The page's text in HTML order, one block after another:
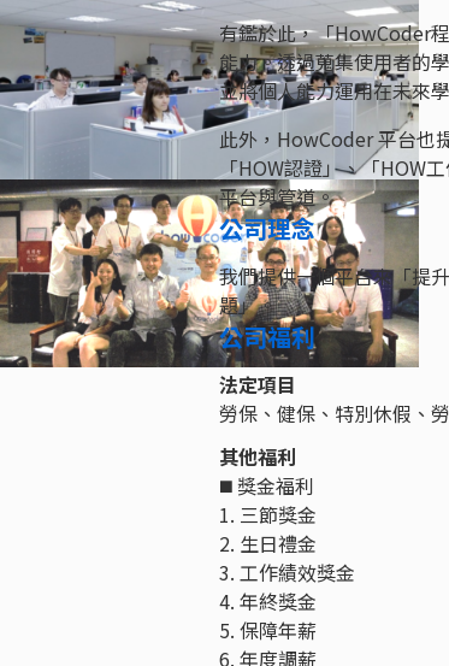
有鑑於此，「HowCoder
能力。透過蒐集使用者的
並將個人能力運用在未來
此外，HowCoder 平台也
「HOW認證」、「HOW
平台與管道。
公司理念
我們提供一個平台來「提
題」。
公司福利
法定項目
勞保、健保、特別休假、
其他福利
◼️ 獎金福利
1. 三節獎金
2. 生日禮金
3. 工作績效獎金
4. 年終獎金
5. 保障年薪
6. 年度調薪